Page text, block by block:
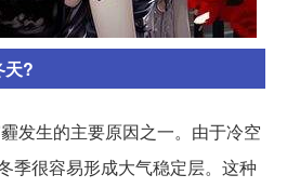
天?
发生的主要原因之一。由于冷空
季很容易形成大气稳定层。这种